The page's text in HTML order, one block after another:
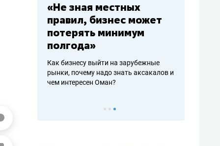
местных
бизнес может
минимум
выйти на зарубежные
надо знать аксакалов и
«Мне лучше
не заработать
чем потерять
Владелец отделочной фирмы
о трехкратном росте цен, дотошных
клиентах и чудных запросах